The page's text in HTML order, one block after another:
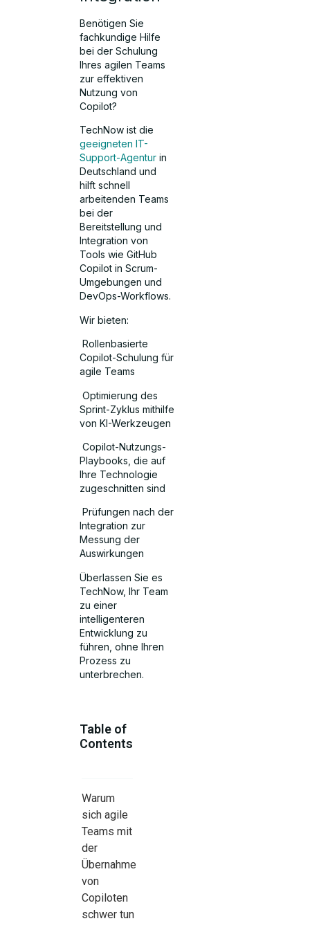
Benötigen Sie
fachkundige Hilfe
bei der Schulung
Ihres agilen Teams
zur effektiven
Nutzung von
Copilot?
TechNow ist die
geeigneten IT-
Support-Agentur in
Deutschland und
hilft schnell
arbeitenden Teams
bei der
Bereitstellung und
Integration von
Tools wie GitHub
Copilot in Scrum-
Umgebungen und
DevOps-Workflows.
Wir bieten:
Rollenbasierte
Copilot-Schulung für
agile Teams
Optimierung des
Sprint-Zyklus mithilfe
von KI-Werkzeugen
Copilot-Nutzungs-
Playbooks, die auf
Ihre Technologie
zugeschnitten sind
Prüfungen nach der
Integration zur
Messung der
Auswirkungen
Überlassen Sie es
TechNow, Ihr Team
zu einer
intelligenteren
Entwicklung zu
führen, ohne Ihren
Prozess zu
unterbrechen.
Table of
Contents
Warum
sich agile
Teams mit
der
Übernahme
von
Copiloten
schwer tun